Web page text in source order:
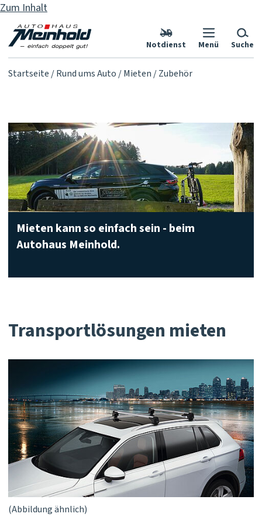
Zum Inhalt
Notdienst Menü Suche
Startseite Rund ums Auto Mieten Zubehör
Mieten kann so einfach sein - beim
Autohaus Meinhold.
Transportlösungen mieten
(Abbildung ähnlich)